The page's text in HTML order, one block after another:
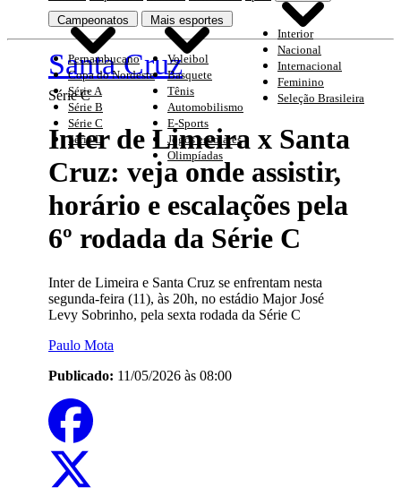
Interior
Nacional
Internacional
Feminino
Seleção Brasileira
Campeonatos
Pernambucano
Copa do Nordeste
Série A
Série B
Série C
Série D
Mais esportes
Voleibol
Basquete
Tênis
Automobilismo
E-Sports
Jogos escolares
Olimpíadas
Santa Cruz
Série C
Inter de Limeira x Santa
Cruz: veja onde assistir,
horário e escalações pela
6º rodada da Série C
Inter de Limeira e Santa Cruz se enfrentam nesta
segunda-feira (11), às 20h, no estádio Major José
Levy Sobrinho, pela sexta rodada da Série C
Paulo Mota
Publicado: 11/05/2026 às 08:00